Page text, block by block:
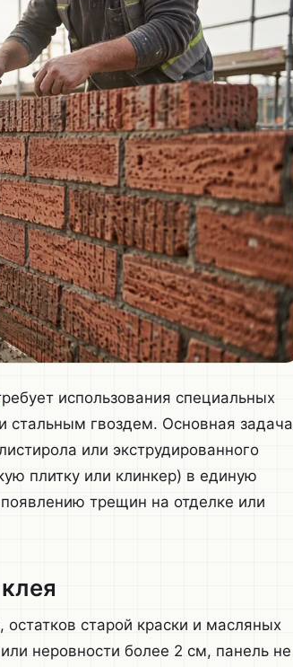
использования специальных
гвоздем. Основная задача
или экструдированного
плитку или клинкер) в единую
трещин на отделке или
старой краски и масляных
неровности более 2 см, панель не